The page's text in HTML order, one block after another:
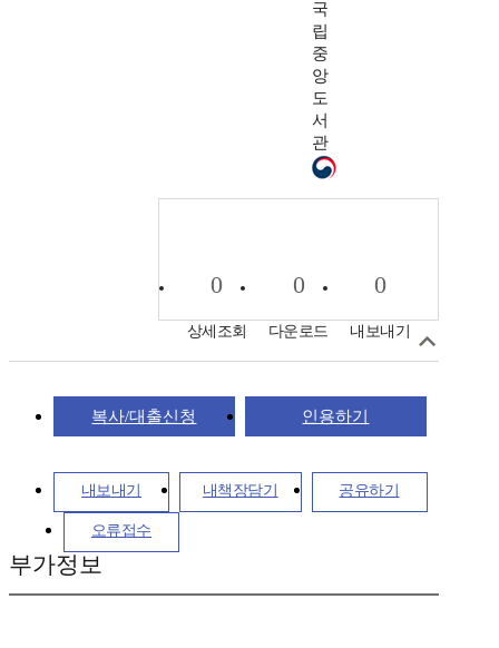
국
립
중
앙
도
서
관
0
상세조회
0
다운로드
0
내보내기
복사/대출신청 인용하기
내보내기 내책장담기 공유하기
오류접수
부가정보